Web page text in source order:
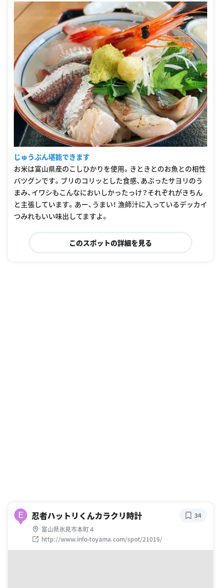
じゅうぶん堪能できます
お米は富山県産のこしひかりを使用。きときとのお魚との相性
バツグンです。ブリのコリッとした食感、あぶったサヨリのう
まみ、イワシもこんなにおいしかったっけ？それぞれがきちん
と主張しています。あー、うまい！ 漁師汁に入っているデッカイ
つみれもいい味出してますよ。
このスポットの詳細を見る
E 忍者ハットリくんカラクリ時計
富山県氷見市本町４
http://www.info-toyama.com/spot/21019/
34